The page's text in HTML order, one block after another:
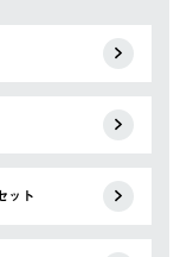
ット